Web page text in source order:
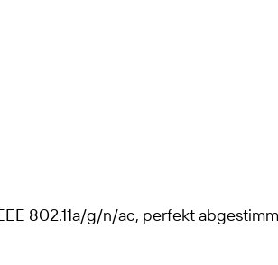
802.11a/g/n/ac, perfekt